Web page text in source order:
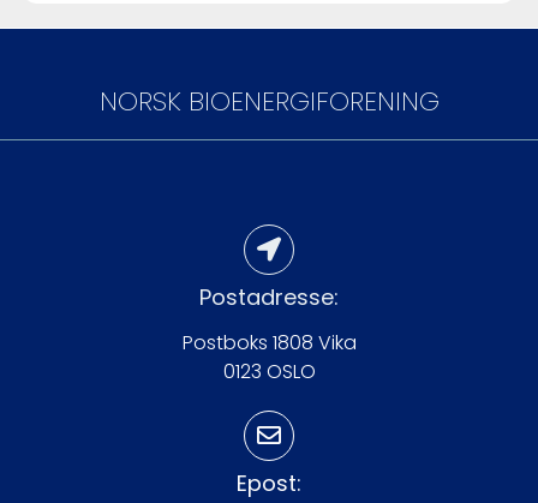
NORSK BIOENERGIFORENING
Postadresse:
Postboks 1808 Vika
0123 OSLO
Epost: